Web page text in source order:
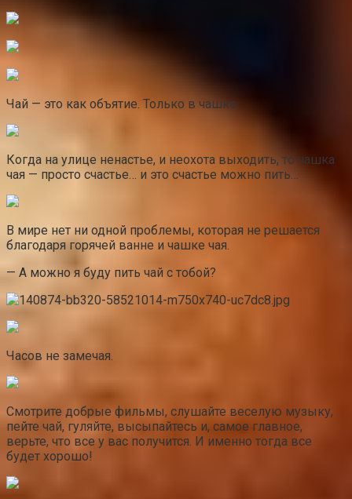
Чай — это как объятие. Только в чашке.
Когда на улице ненастье, и неохота выходить, то чашка
чая — просто счастье… и это счастье можно пить…
В мире нет ни одной проблемы, которая не решается
благодаря горячей ванне и чашке чая.
— А можно я буду пить чай с тобой?
Часов не замечая.
Смотрите добрые фильмы, слушайте веселую музыку,
пейте чай, гуляйте, высыпайтесь и, самое главное,
верьте, что все у вас получится. И именно тогда все
будет хорошо!